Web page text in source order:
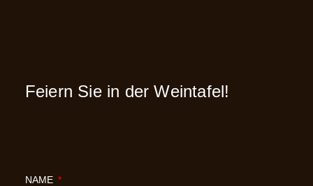
Feiern Sie in der Weintafel!
NAME